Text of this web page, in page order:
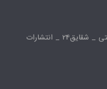
اتوبان بابایی _ شهرک بهشتی _ شقایق24 _ انتشارات